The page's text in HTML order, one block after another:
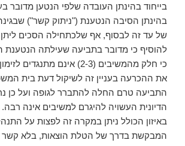
בייחוד בהינתן העובדה שלפי הנטען מדובר
בהינתן הסיבה הנטענת ("ניתוק קשר")
של עד זה לבסוף, אף שלכתחילה הסכים
להוסיף כי מדובר בתביעה שעילתה
כי חלק מהמשיבים (2-3) אינם
את ההכרעה בעניין זה לשיקול דעת בית
התביעה טרם החלה להתברר לגופה ועל כן
הדיונית העשויה להיגרם למשיבים אינה רבה.
באיזון הכולל ניתן במקרה זה לפצות על
המבקשת בדרך של הטלת הוצאות, בלא קשר